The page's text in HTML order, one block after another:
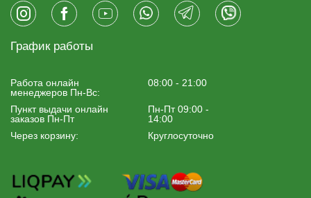
График работы
Работа онлайн
менеджеров Пн-Вс:
08:00 - 21:00
Пункт выдачи онлайн
заказов Пн-Пт
Пн-Пт 09:00 -
14:00
Через корзину:
Круглосуточно